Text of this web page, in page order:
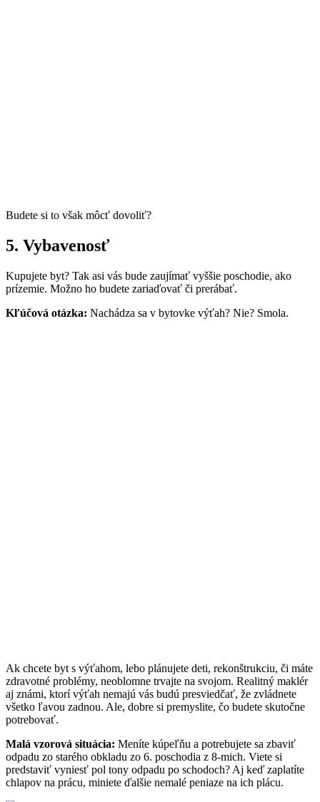
Budete si to však môcť dovoliť?
5. Vybavenosť
Kupujete byt? Tak asi vás bude zaujímať vyššie poschodie, ako
prízemie. Možno ho budete zariaďovať či prerábať.
Kľúčová otázka: Nachádza sa v bytovke výťah? Nie? Smola.
Ak chcete byt s výťahom, lebo plánujete deti, rekonštrukciu, či máte
zdravotné problémy, neoblomne trvajte na svojom. Realitný maklér
aj známi, ktorí výťah nemajú vás budú presviedčať, že zvládnete
všetko ľavou zadnou. Ale, dobre si premyslite, čo budete skutočne
potrebovať.
Malá vzorová situácia: Meníte kúpeľňu a potrebujete sa zbaviť
odpadu zo starého obkladu zo 6. poschodia z 8-mich. Viete si
predstaviť vyniesť pol tony odpadu po schodoch? Aj keď zaplatíte
chlapov na prácu, miniete ďalšie nemalé peniaze na ich plácu.